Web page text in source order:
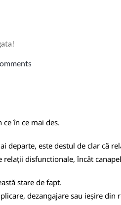
în ce mai des.
departe, este destul de clar că
disfunctionale, încât
stare de fapt.
dezangajare sau ieșire din